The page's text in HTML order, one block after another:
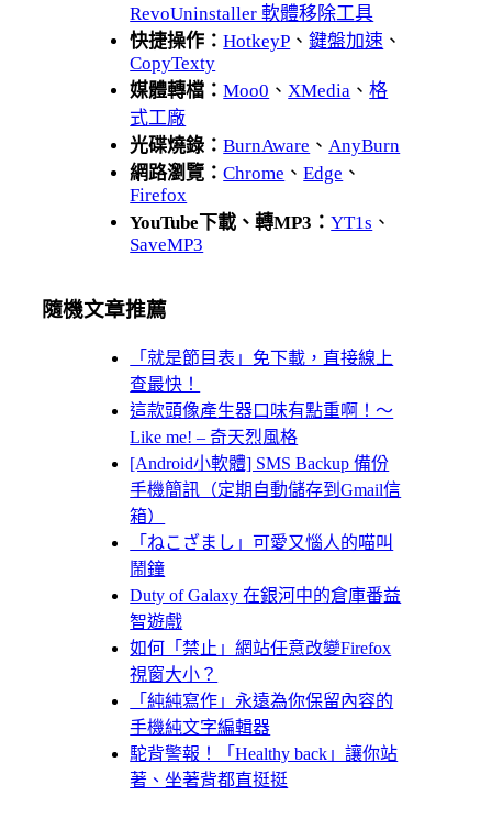
RevoUninstaller 軟體移除工具
快捷操作：HotkeyP 、鍵盤加速 、
CopyTexty
媒體轉檔：Moo0 、 XMedia 、格
式工廠
光碟燒錄：BurnAware 、 AnyBurn
網路瀏覽：Chrome 、Edge 、
Firefox
YouTube下載、轉MP3：YT1s 、
SaveMP3
隨機文章推薦
「就是節目表」免下載，直接線上
查最快！
這款頭像產生器口味有點重啊！～
Like me! – 奇天烈風格
[Android小軟體] SMS Backup 備份
手機簡訊（定期自動儲存到Gmail信
箱）
「ねこざまし」可愛又惱人的喵叫
鬧鐘
Duty of Galaxy 在銀河中的倉庫番益
智遊戲
如何「禁止」網站任意改變Firefox
視窗大小？
「純純寫作」永遠為你保留內容的
手機純文字編輯器
駝背警報！「Healthy back」讓你站
著、坐著背都直挺挺